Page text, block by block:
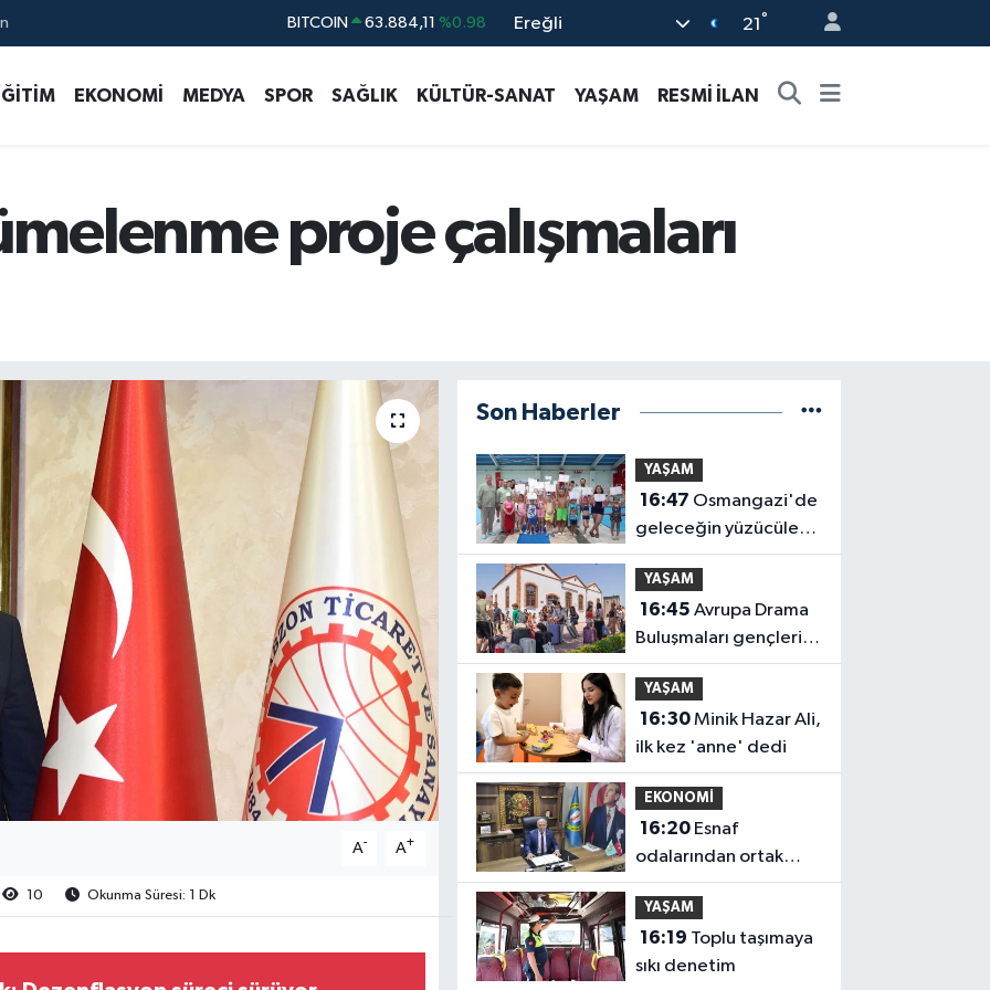
Ereğli 21 °
EKONOMİ MEDYA SPOR SAĞLIK KÜLTÜR-SANAT YAŞAM RESMİ İLAN
proje çalışmaları
A- A+
10 Okunma Süresi: 1 Dk
Son Haberler
YAŞAM
16:47
geleceğin yüzücüleri
sertifikalarını aldı
YAŞAM
16:45 Avrupa Drama
Buluşmaları gençleri
İzmir'de
YAŞAM
16:30Minik Hazar Ali,
ilk kez 'anne' dedi
EKONOMİ
16:20
odalarından ortak
açıklama
YAŞAM
16:19
sıkı denetim